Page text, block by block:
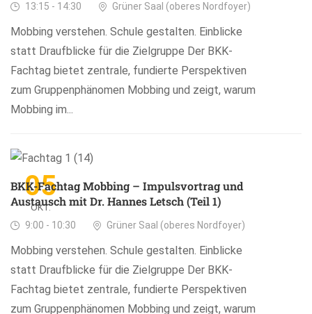
13:15 - 14:30 Grüner Saal (oberes Nordfoyer)
Mobbing verstehen. Schule gestalten. Einblicke
statt Draufblicke für die Zielgruppe Der BKK-
Fachtag bietet zentrale, fundierte Perspektiven
zum Gruppenphänomen Mobbing und zeigt, warum
Mobbing im...
05
OKT.
BKK-Fachtag Mobbing – Impulsvortrag und
Austausch mit Dr. Hannes Letsch (Teil 1)
9:00 - 10:30 Grüner Saal (oberes Nordfoyer)
Mobbing verstehen. Schule gestalten. Einblicke
statt Draufblicke für die Zielgruppe Der BKK-
Fachtag bietet zentrale, fundierte Perspektiven
zum Gruppenphänomen Mobbing und zeigt, warum